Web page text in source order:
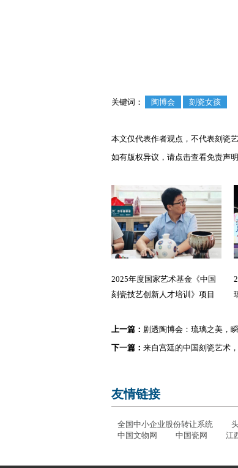
关键词： 陶博会 刻瓷女孩
本文仅代表作者观点，不代表刻瓷艺
如有版权异议，请点击查看免责声明
2025年度国家艺术基金《中国
刻瓷技艺创新人才培训》项目
上一篇： 剧透陶博会：琉璃之美，
下一篇： 来自宫廷的中国刻瓷艺术
友情链接
全国中小企业股份转让系统
中国文物网
中国瓷网 江